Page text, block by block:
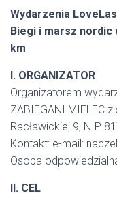
Wydarzenia
Biegi i marsz nordic
km
I. ORGANIZATOR
Organizatorem
ZABIEGANI MIELEC
Racławickiej 9, NIP
Kontakt: e-mail:
Osoba
II. CEL